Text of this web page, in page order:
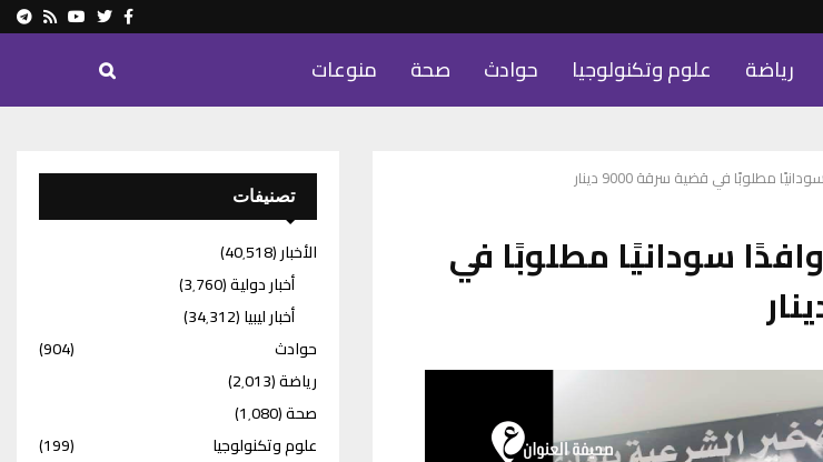
Facebook
Twitter
Youtube
Rss
رياضة علوم وتكنولوجيا حوادث صحة منوعات
مطلوبًا في قضية سرقة 9000 دينار
سودانيًا مطلوبًا في
تصنيفات
الأخبار(40٬518)
أخبار دولية(3٬760)
أخبار ليبيا(34٬312)
حوادث
(904)
رياضة(2٬013)
صحة(1٬080)
علوم وتكنولوجيا
(199)